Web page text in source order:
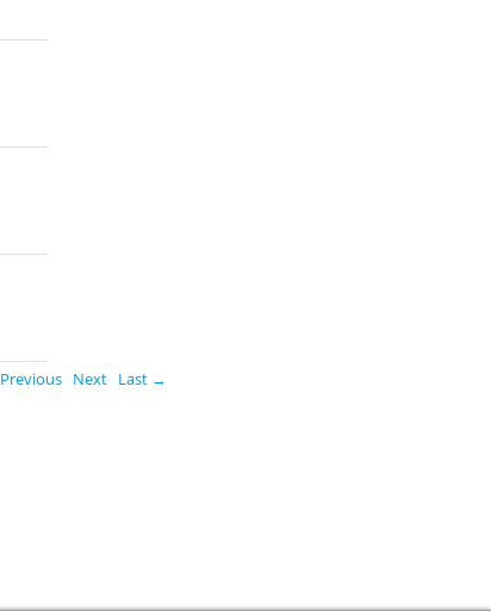
Previous Next Last →